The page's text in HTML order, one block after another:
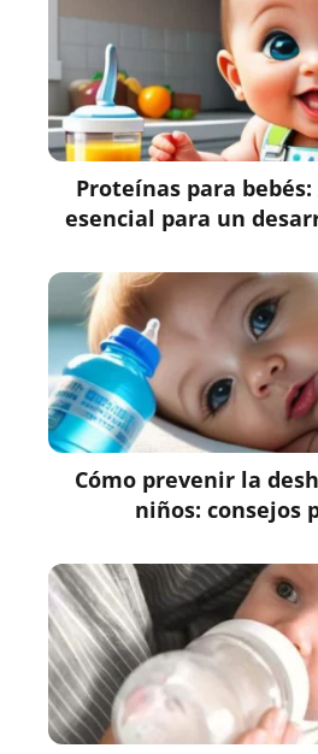
Proteínas para
esencial para un
Cómo prevenir la
niños: consejos